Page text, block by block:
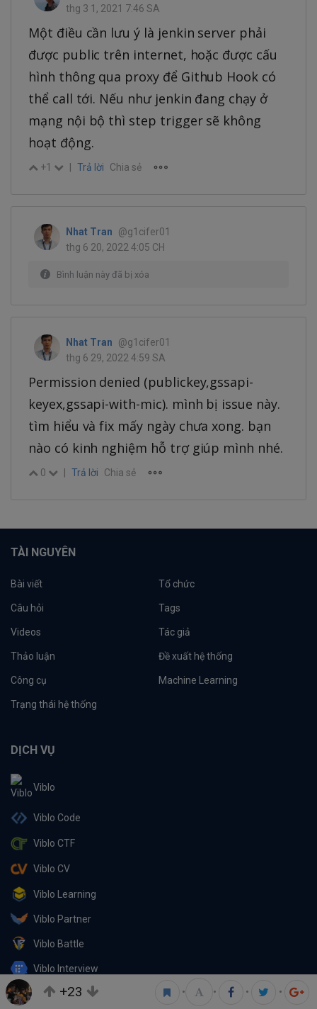
thg 3 1, 2021 7:46 SA
Một điều cần lưu ý là jenkin server phải
được public trên internet, hoặc được cấu
hình thông qua proxy để Github Hook có
thể call tới. Nếu như jenkin đang chạy ở
mạng nội bộ thì step trigger sẽ không
hoạt động.
+1 Trả lời Chia sẻ
Nhat Tran
@g1cifer01
thg 6 20, 2022 4:05 CH
Bình luận này đã bị xóa
Nhat Tran
@g1cifer01
thg 6 29, 2022 4:59 SA
Permission denied (publickey,gssapi-
keyex,gssapi-with-mic). mình bị issue này.
tìm hiểu và fix mấy ngày chưa xong. bạn
nào có kinh nghiệm hỗ trợ giúp mình nhé.
0 Trả lời Chia sẻ
+23 • • • •
TÀI NGUYÊN
Bài viết Tổ chức
Câu hỏi Tags
Videos Tác giả
Thảo luận Đề xuất hệ thống
Công cụ Machine Learning
Trạng thái hệ thống
DỊCH VỤ
Viblo
Viblo Code
Viblo CTF
Viblo CV
Viblo Learning
Viblo Partner
Viblo Battle
Viblo Interview